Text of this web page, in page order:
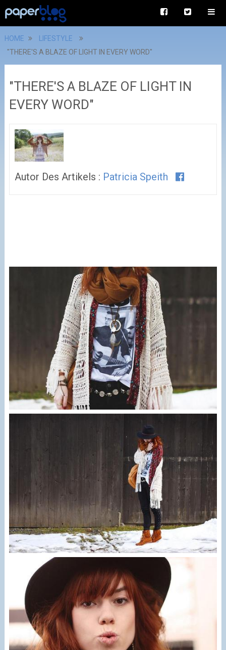
HOME
LIFESTYLE
"THERE'S A BLAZE OF LIGHT IN EVERY WORD"
"THERE'S A BLAZE OF LIGHT IN
EVERY WORD"
Autor Des Artikels : Patricia Speith